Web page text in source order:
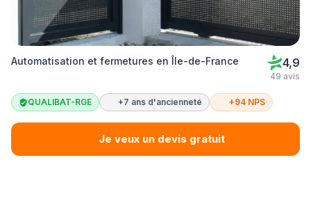
Automatisation et fermetures en Île-de-France 4,9
49 avis
QUALIBAT-RGE +7 ans d'ancienneté +94 NPS
Je veux un devis gratuit